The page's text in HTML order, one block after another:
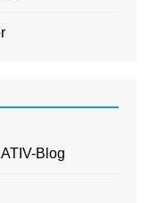
Blog